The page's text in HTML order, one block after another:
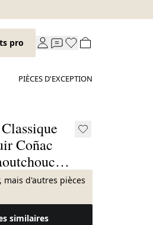
pro
PIÈCES D'EXCEPTION
Coñac
d'autres pièces
similaires